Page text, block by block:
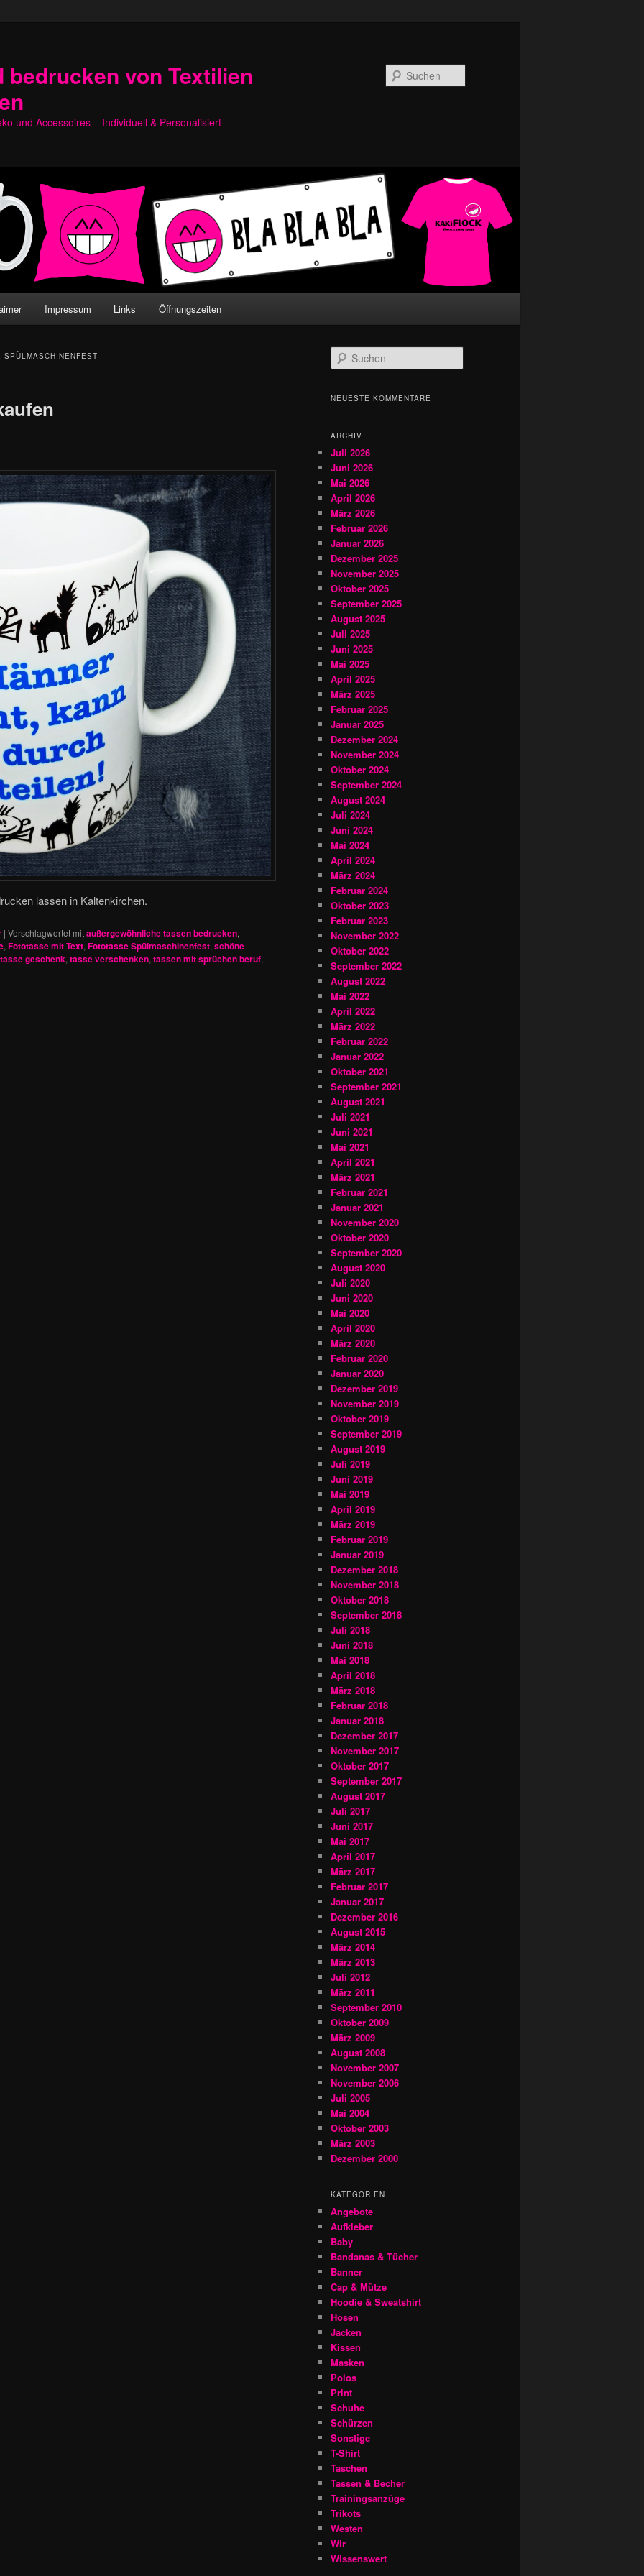
bedrucken von Textilien
und Accessoires – Individuell & Personalisiert
Impressum Links Öffnungszeiten
SPÜLMASCHINENFEST
lassen in Kaltenkirchen.
| Verschlagwortet mitaußergewöhnliche tassen bedrucken,
, Fototasse mit Text, Fototasse Spülmaschinenfest, schöne
geschenk, tasse verschenken, tassen mit sprüchen beruf,
u
h
NEUESTE KOMMENTARE
ARCHIV
Juli 2026
Juni 2026
Mai 2026
April 2026
März 2026
Februar 2026
Januar 2026
Dezember 2025
November 2025
Oktober 2025
September 2025
August 2025
Juli 2025
Juni 2025
Mai 2025
April 2025
März 2025
Februar 2025
Januar 2025
Dezember 2024
November 2024
Oktober 2024
September 2024
August 2024
Juli 2024
Juni 2024
Mai 2024
April 2024
März 2024
Februar 2024
Oktober 2023
Februar 2023
November 2022
Oktober 2022
September 2022
August 2022
Mai 2022
April 2022
März 2022
Februar 2022
Januar 2022
Oktober 2021
September 2021
August 2021
Juli 2021
Juni 2021
Mai 2021
April 2021
März 2021
Februar 2021
Januar 2021
November 2020
Oktober 2020
September 2020
August 2020
Juli 2020
Juni 2020
Mai 2020
April 2020
März 2020
Februar 2020
Januar 2020
Dezember 2019
November 2019
Oktober 2019
September 2019
August 2019
Juli 2019
Juni 2019
Mai 2019
April 2019
März 2019
Februar 2019
Januar 2019
Dezember 2018
November 2018
Oktober 2018
September 2018
Juli 2018
Juni 2018
Mai 2018
April 2018
März 2018
Februar 2018
Januar 2018
Dezember 2017
November 2017
Oktober 2017
September 2017
August 2017
Juli 2017
Juni 2017
Mai 2017
April 2017
März 2017
Februar 2017
Januar 2017
Dezember 2016
August 2015
März 2014
März 2013
Juli 2012
März 2011
September 2010
Oktober 2009
März 2009
August 2008
November 2007
November 2006
Juli 2005
Mai 2004
Oktober 2003
März 2003
Dezember 2000
KATEGORIEN
Angebote
Aufkleber
Baby
Bandanas & Tücher
Banner
Cap & Mütze
Hoodie & Sweatshirt
Hosen
Jacken
Kissen
Masken
Polos
Print
Schuhe
Schürzen
Sonstige
T-Shirt
Taschen
Tassen & Becher
Trainingsanzüge
Trikots
Westen
Wir
Wissenswert